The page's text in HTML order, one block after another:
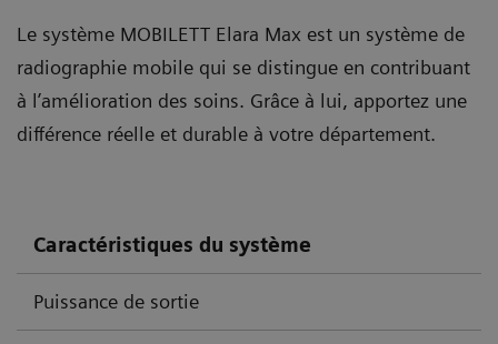
Le système MOBILETT Elara Max est un système de
radiographie mobile qui se distingue en contribuant
à l’amélioration des soins. Grâce à lui, apportez une
différence réelle et durable à votre département.
Caractéristiques du système
Puissance de sortie